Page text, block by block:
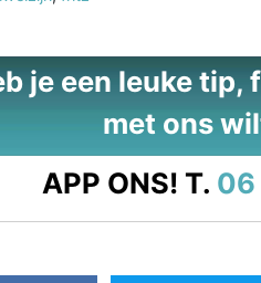
je een leuke tip,
met ons
APP ONS! T. 06